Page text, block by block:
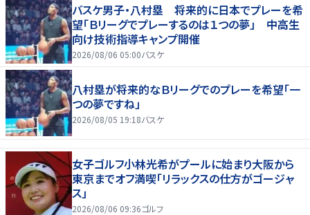
バスケ男子・八村塁 将来的に日本でプレーを希
望「Ｂリーグでプレーするのは１つの夢」 中高生
向け技術指導キャンプ開催
2026/08/06 05:00バスケ
八村塁が将来的なＢリーグでのプレーを希望「一
つの夢ですね」
2026/08/05 19:18バスケ
女子ゴルフ小林光希がプールに始まり大阪から
東京までオフ満喫「リラックスの仕方がゴージャ
ス」
2026/08/06 09:36ゴルフ